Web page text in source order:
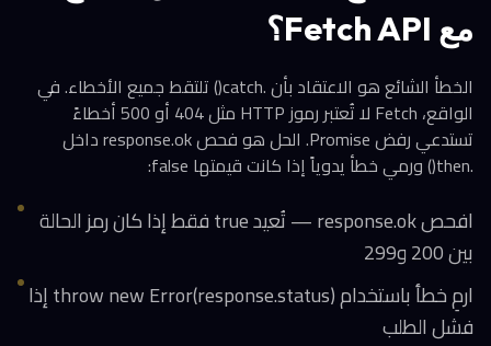
مع Fetch API؟
الخطأ الشائع هو الاعتقاد بأن .catch() تلتقط جميع الأخطاء. في
الواقع، Fetch لا تُعتبر رموز HTTP مثل 404 أو 500 أخطاءً
تستدعي رفض Promise. الحل هو فحص response.ok داخل
.then() ورمي خطأ يدوياً إذا كانت قيمتها false:
افحص response.ok — تُعيد true فقط إذا كان رمز الحالة
بين 200 و299
ارمِ خطأ باستخدام throw new Error(response.status) إذا
فشل الطلب